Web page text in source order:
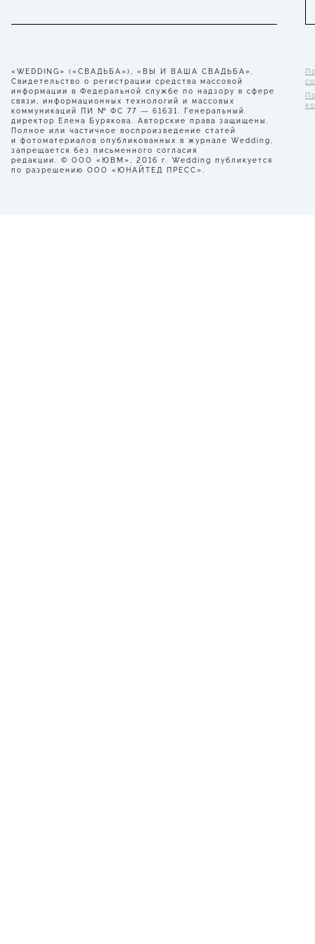
«WEDDING» («СВАДЬБА»), «ВЫ И ВАША СВАДЬБА».
Свидетельство о регистрации средства массовой
информации в Федеральной службе по надзору в сфере
связи, информационных технологий и массовых
коммуникаций ПИ № ФС 77 — 61631. Генеральный
директор Елена Бурякова. Авторские права защищены.
Полное или частичное воспроизведение статей
и фотоматериалов опубликованных в журнале Wedding,
запрещается без письменного согласия
редакции. © ООО «ЮВМ», 2016 г. Wedding публикуется
по разрешению ООО «ЮНАЙТЕД ПРЕСС».